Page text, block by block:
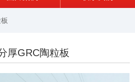
厚GRC陶粒板